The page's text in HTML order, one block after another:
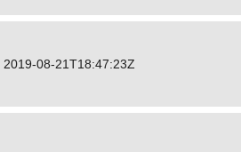
2019-08-21T18:47:23Z